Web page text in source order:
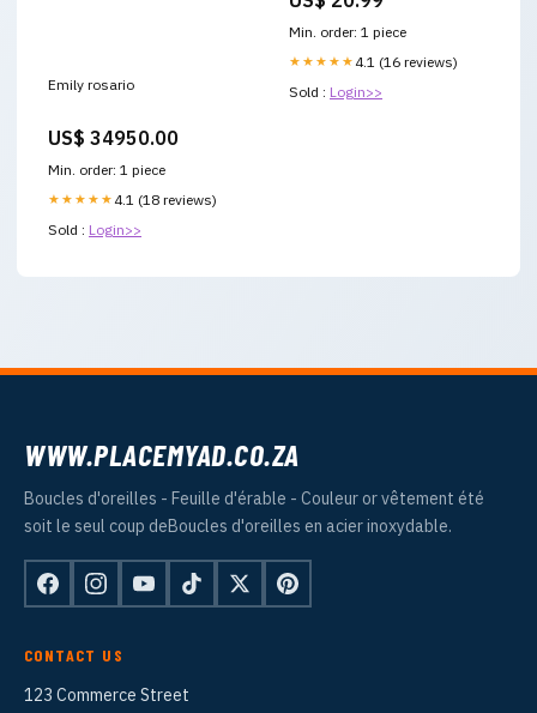
Emily rosario
US$ 34950.00
Min. order: 1 piece
★★★★★ 4.1 (18 reviews)
Sold : Login>>
Min. order: 1 piece
★★★★★ 4.1 (16 reviews)
Sold : Login>>
WWW.PLACEMYAD.CO.ZA
Boucles d'oreilles - Feuille d'érable - Couleur or vêtement été
soit le seul coup deBoucles d'oreilles en acier inoxydable.
CONTACT US
123 Commerce Street